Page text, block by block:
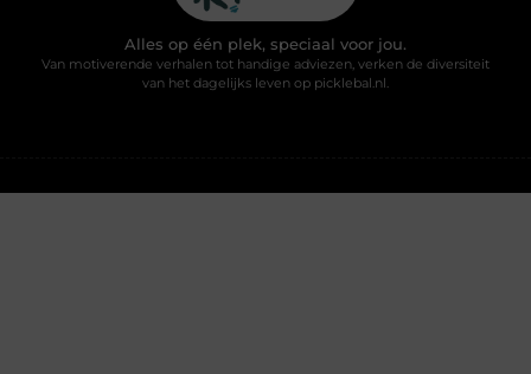
Alles op één plek, speciaal voor jou.
Van motiverende verhalen tot handige adviezen, verken de diversiteit
van het dagelijks leven op picklebal.nl.